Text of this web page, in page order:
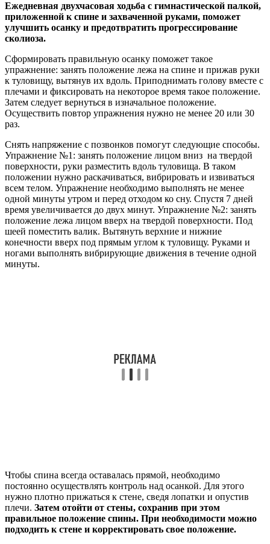
Ежедневная двухчасовая ходьба с гимнастической палкой,
приложенной к спине и захваченной руками, поможет
улучшить осанку и предотвратить прогрессирование
сколиоза.
Сформировать правильную осанку поможет такое
упражнение: занять положение лежа на спине и прижав руки
к туловищу, вытянув их вдоль. Приподнимать голову вместе с
плечами и фиксировать на некоторое время такое положение.
Затем следует вернуться в изначальное положение.
Осуществить повтор упражнения нужно не менее 20 или 30
раз.
Снять напряжение с позвонков помогут следующие способы.
Упражнение №1: занять положение лицом вниз на твердой
поверхности, руки разместить вдоль туловища. В таком
положении нужно раскачиваться, вибрировать и извиваться
всем телом. Упражнение необходимо выполнять не менее
одной минуты утром и перед отходом ко сну. Спустя 7 дней
время увеличивается до двух минут. Упражнение №2: занять
положение лежа лицом вверх на твердой поверхности. Под
шеей поместить валик. Вытянуть верхние и нижние
конечности вверх под прямым углом к туловищу. Руками и
ногами выполнять вибрирующие движения в течение одной
минуты.
Чтобы спина всегда оставалась прямой, необходимо
постоянно осуществлять контроль над осанкой. Для этого
нужно плотно прижаться к стене, сведя лопатки и опустив
плечи. Затем отойти от стены, сохранив при этом
правильное положение спины. При необходимости можно
подходить к стене и корректировать свое положение.